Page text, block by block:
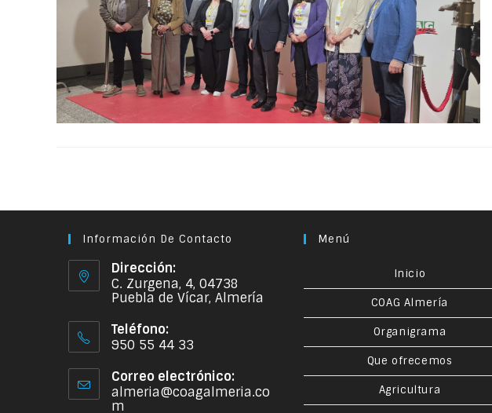
Información De Contacto
Dirección:
C. Zurgena, 4, 04738
Puebla de Vícar, Almería
Teléfono:
950 55 44 33
Correo electrónico:
almeria@coagalmeria.co
m
Menú
Inicio
COAG Almería
Organigrama
Que ofrecemos
Agricultura